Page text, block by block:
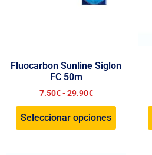
Fluocarbon Sunline Siglon
FC 50m
7.50€ - 29.90€
Seleccionar opciones